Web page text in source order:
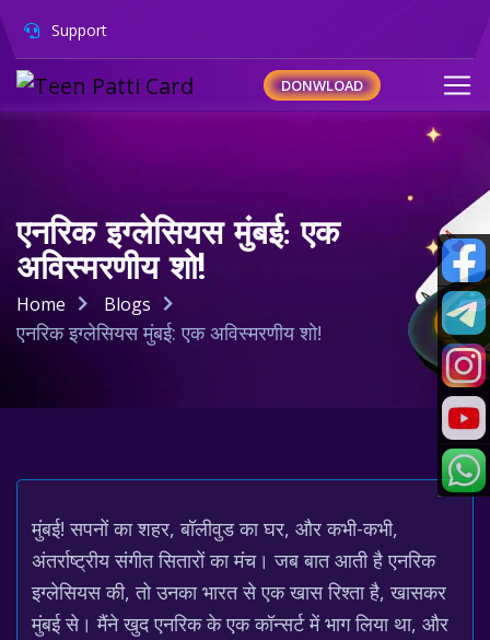
Support
DONWLOAD
एनरिक इग्लेसियस मुंबई: एक
अविस्मरणीय शो!
Home Blogs
एनरिक इग्लेसियस मुंबई: एक अविस्मरणीय शो!
मुंबई! सपनों का शहर, बॉलीवुड का घर, और कभी-कभी,
अंतर्राष्ट्रीय संगीत सितारों का मंच। जब बात आती है एनरिक
इग्लेसियस की, तो उनका भारत से एक खास रिश्ता है, खासकर
मुंबई से। मैंने खुद एनरिक के एक कॉन्सर्ट में भाग लिया था, और